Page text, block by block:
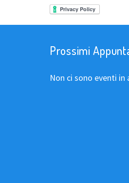
Prossimi
Non ci sono eventi